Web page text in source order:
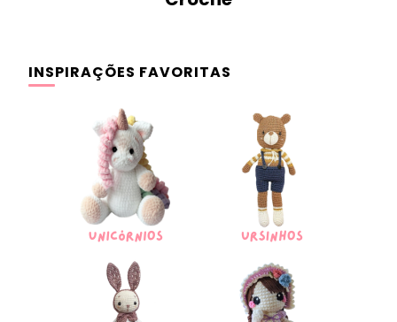
INSPIRAÇÕES FAVORITAS